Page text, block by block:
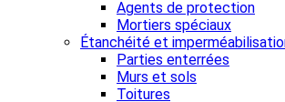
Agents de protection
Mortiers spéciaux
Étanchéité et
Parties enterrées
Murs et sols
Toitures